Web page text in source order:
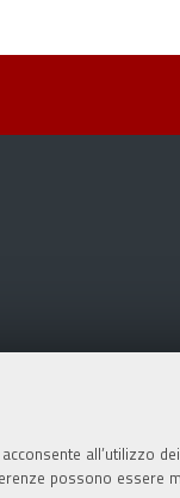
all’utilizzo
possono essere